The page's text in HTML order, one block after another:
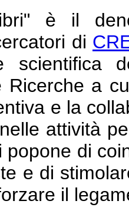
è il
di
scientifica
Ricerche a
e la
attività
popone di
e di
il